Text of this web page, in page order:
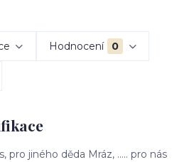
Hodnocení 0
pro jiného děda Mráz, ..... pro nás